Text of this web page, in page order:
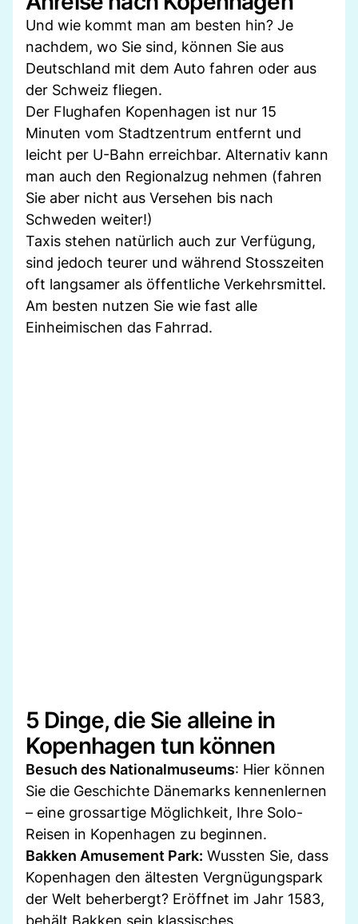
Und wie kommt man am besten hin? Je
nachdem, wo Sie sind, können Sie aus
Deutschland mit dem Auto fahren oder aus
der Schweiz fliegen.
Der Flughafen Kopenhagen ist nur 15
Minuten vom Stadtzentrum entfernt und
leicht per U-Bahn erreichbar. Alternativ kann
man auch den Regionalzug nehmen (fahren
Sie aber nicht aus Versehen bis nach
Schweden weiter!)
Taxis stehen natürlich auch zur Verfügung,
sind jedoch teurer und während Stosszeiten
oft langsamer als öffentliche Verkehrsmittel.
Am besten nutzen Sie wie fast alle
Einheimischen das Fahrrad.
5 Dinge, die Sie alleine in
Kopenhagen tun können
Besuch des Nationalmuseums: Hier können
Sie die Geschichte Dänemarks kennenlernen
– eine grossartige Möglichkeit, Ihre Solo-
Reisen in Kopenhagen zu beginnen.
Bakken Amusement Park: Wussten Sie, dass
Kopenhagen den ältesten Vergnügungspark
der Welt beherbergt? Eröffnet im Jahr 1583,
behält Bakken sein klassisches